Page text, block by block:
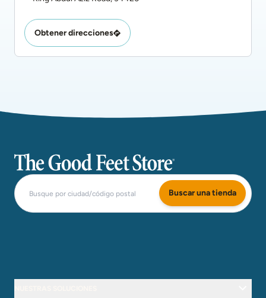
Obtener direcciones
The Good Feet Store
Buscar una tienda